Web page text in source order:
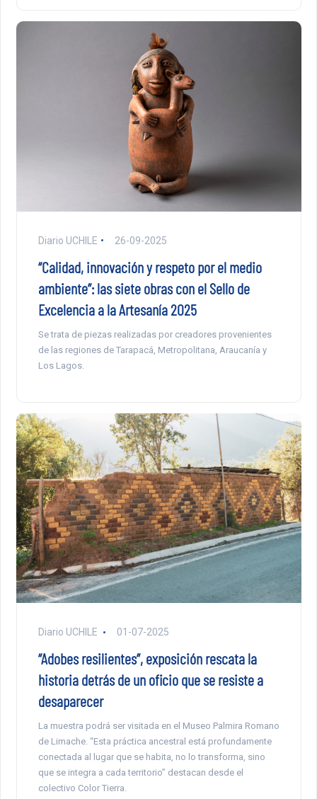
Diario UCHILE 26-09-2025
“Calidad, innovación y respeto por el medio
ambiente”: las siete obras con el Sello de
Excelencia a la Artesanía 2025
Se trata de piezas realizadas por creadores provenientes
de las regiones de Tarapacá, Metropolitana, Araucanía y
Los Lagos.
Diario UCHILE 01-07-2025
“Adobes resilientes”, exposición rescata la
historia detrás de un oficio que se resiste a
desaparecer
La muestra podrá ser visitada en el Museo Palmira Romano
de Limache. “Esta práctica ancestral está profundamente
conectada al lugar que se habita, no lo transforma, sino
que se integra a cada territorio” destacan desde el
colectivo Color Tierra.